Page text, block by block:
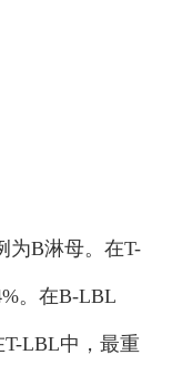
为B淋母。在T-
。在B-LBL
LBL中，最重